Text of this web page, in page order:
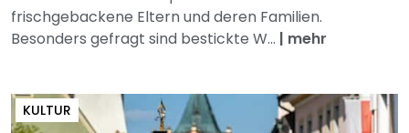
frischgebackene Eltern und deren Familien.
Besonders gefragt sind bestickte W... | mehr
KULTUR